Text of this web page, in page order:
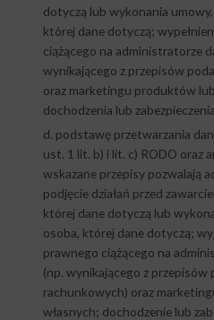
dotyczą lub wykonania
której dane dotyczą;
ciążącego na administratorze
wynikającego z przepisów
oraz marketingu produktów
dochodzenia lub
d. podstawę przetwarzania
ust. 1 lit. b) i lit. c) RODO oraz
wskazane przepisy pozwalają
podjęcie działań przed
której dane dotyczą lub
osoba, której dane dotyczą;
prawnego ciążącego na
(np. wynikającego z
rachunkowych) oraz
własnych; dochodzenie lub